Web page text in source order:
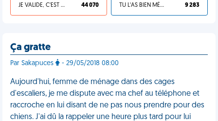
JE VALIDE, C'EST UNE VDM 44 070 TU L'AS BIEN MÉRITÉ 9 283
Ça gratte
Par Sakapuces - 29/05/2018 08:00
Aujourd'hui, femme de ménage dans des cages
d'escaliers, je me dispute avec ma chef au téléphone et
raccroche en lui disant de ne pas nous prendre pour des
chiens. J'ai dû la rappeler une heure plus tard pour lui